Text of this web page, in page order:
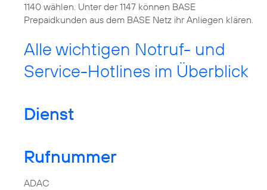
1140 wählen. Unter der 1147 können BASE
Prepaidkunden aus dem BASE Netz ihr Anliegen klären.
Alle wichtigen Notruf- und
Service-Hotlines im Überblick
Dienst
Rufnummer
ADAC